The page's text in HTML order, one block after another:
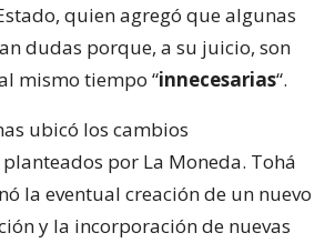
quien agregó que algunas
dudas porque, a su juicio, son
mismo tiempo “innecesarias“.
ubicó los cambios
por La Moneda. Tohá
la eventual creación de un nuevo
y la incorporación de nuevas